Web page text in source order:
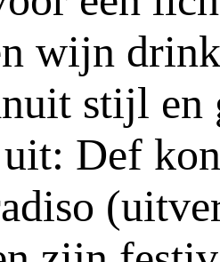
wijn
stijl en
Def